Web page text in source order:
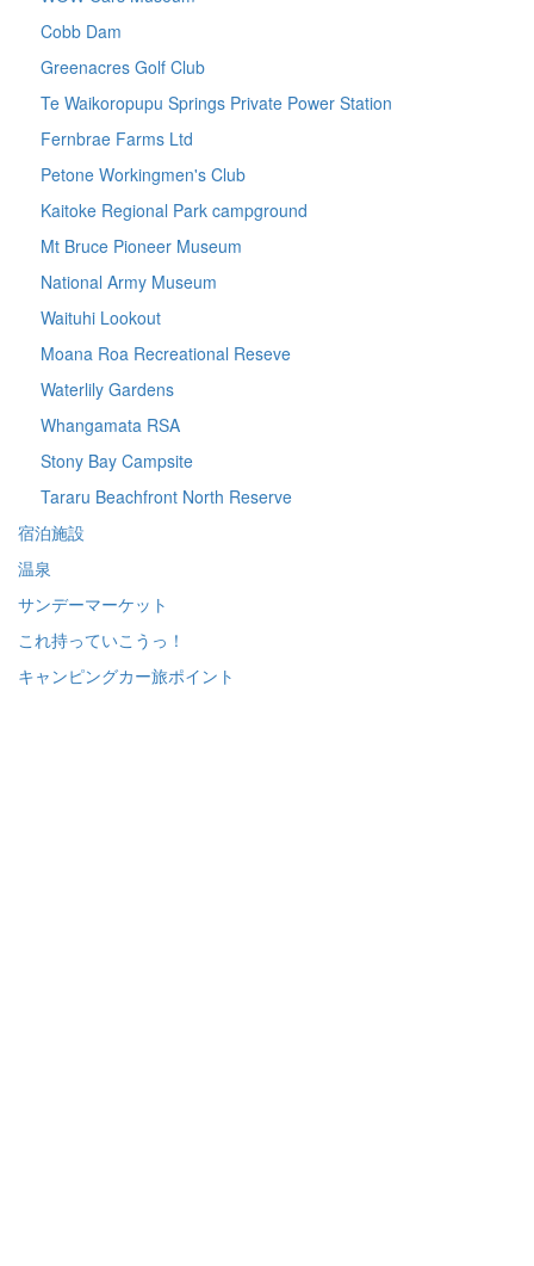
Cobb Dam
Greenacres Golf Club
Te Waikoropupu Springs Private Power Station
Fernbrae Farms Ltd
Petone Workingmen's Club
Kaitoke Regional Park campground
Mt Bruce Pioneer Museum
National Army Museum
Waituhi Lookout
Moana Roa Recreational Reseve
Waterlily Gardens
Whangamata RSA
Stony Bay Campsite
Tararu Beachfront North Reserve
宿泊施設
温泉
サンデーマーケット
これ持っていこうっ！
キャンピングカー旅ポイント